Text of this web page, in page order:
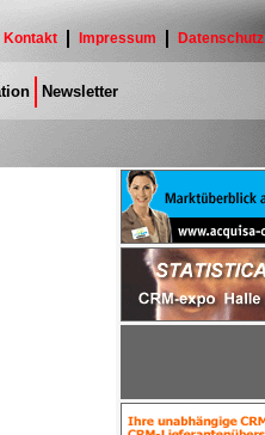
Kontakt Impressum Datenschutz
Newsletter